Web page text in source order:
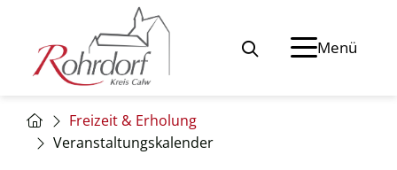
Menü
Freizeit & Erholung
Veranstaltungskalender